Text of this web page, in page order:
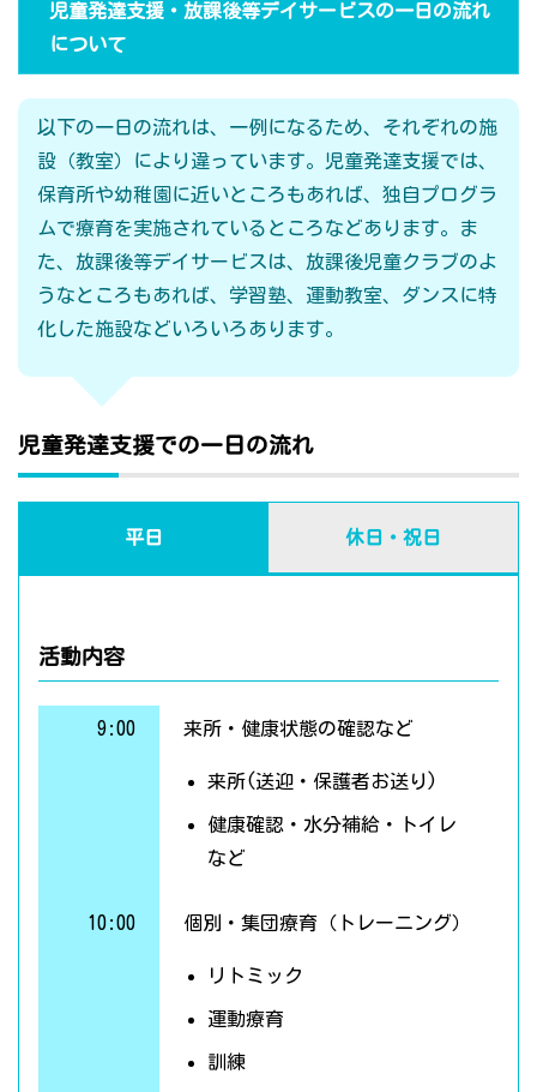
児童発達支援・放課後等デイサービスの一日の流れ
について
以下の一日の流れは、一例になるため、それぞれの施
設（教室）により違っています。児童発達支援では、
保育所や幼稚園に近いところもあれば、独自プログラ
ムで療育を実施されているところなどあります。ま
た、放課後等デイサービスは、放課後児童クラブのよ
うなところもあれば、学習塾、運動教室、ダンスに特
化した施設などいろいろあります。
児童発達支援での一日の流れ
平日 休日・祝日
活動内容
9:00 来所・健康状態の確認など
来所(送迎・保護者お送り)
健康確認・水分補給・トイレ
など
10:00 個別・集団療育（トレーニング）
リトミック
運動療育
訓練